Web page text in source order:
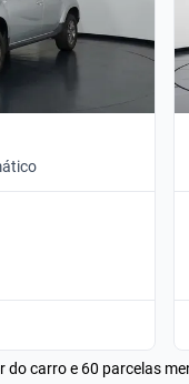
carro e 60 parcelas